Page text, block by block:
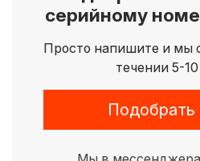
серийному
Просто напишите и мы
течении 5-
Подобрать